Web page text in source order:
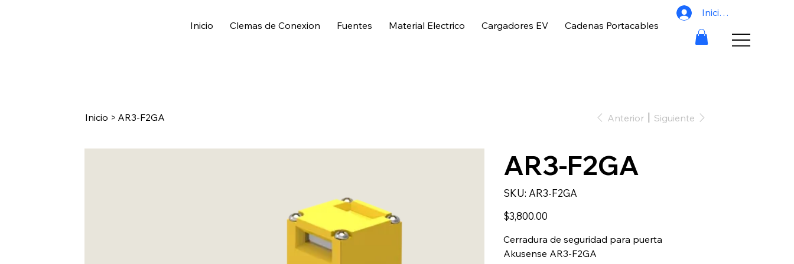
Inicio Clemas de Conexion Fuentes Material Electrico Cargadores EV Cadenas Portacables
Iniciar sesión
Inicio > AR3-F2GA Anterior Siguiente
AR3-F2GA
SKU:
SKU
AR3-
AR3-F2GA
Precio
$3,800.00
Cerradura de seguridad para puerta
Akusense AR3-F2GA